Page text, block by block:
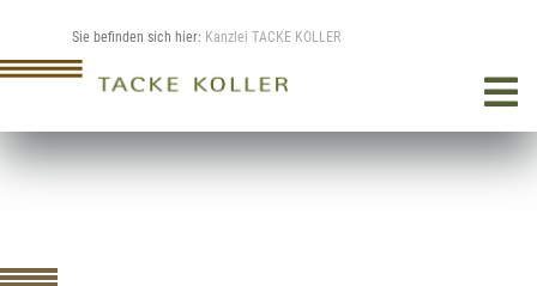
Sie befinden sich hier: Kanzlei TACKE KOLLER